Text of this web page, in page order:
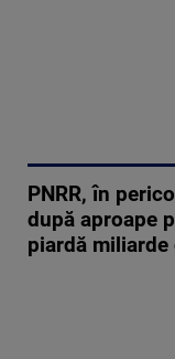
PNRR, în
după aproape
piardă miliarde